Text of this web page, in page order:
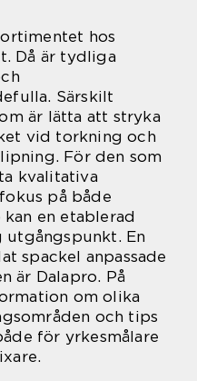
hos
Då är tydliga
Särskilt
är lätta att stryka
vid torkning och
För den som
kvalitativa
på både
en etablerad
En
spackel anpassade
är Dalapro. På
om olika
och tips
för yrkesmålare